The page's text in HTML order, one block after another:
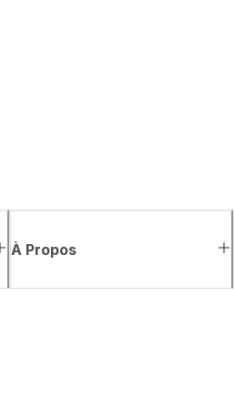
À Propos